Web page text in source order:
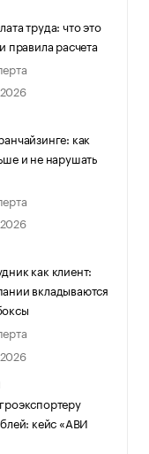
труда: что это
правила расчета
как
и не нарушать
как клиент:
вкладываются
кейс «АВИ